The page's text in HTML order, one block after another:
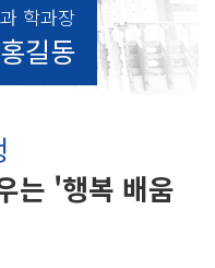
학과장
홍길동
는 '행복 배움